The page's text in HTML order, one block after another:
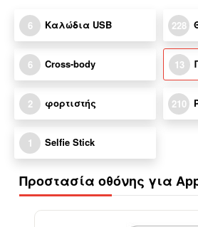
6 Καλώδια USB 228
6 Cross-body 13
2 φορτιστής 210
1 Selfie Stick
Προστασία οθόνης για